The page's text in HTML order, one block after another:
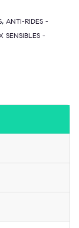
, ANTI-RIDES -
SENSIBLES -